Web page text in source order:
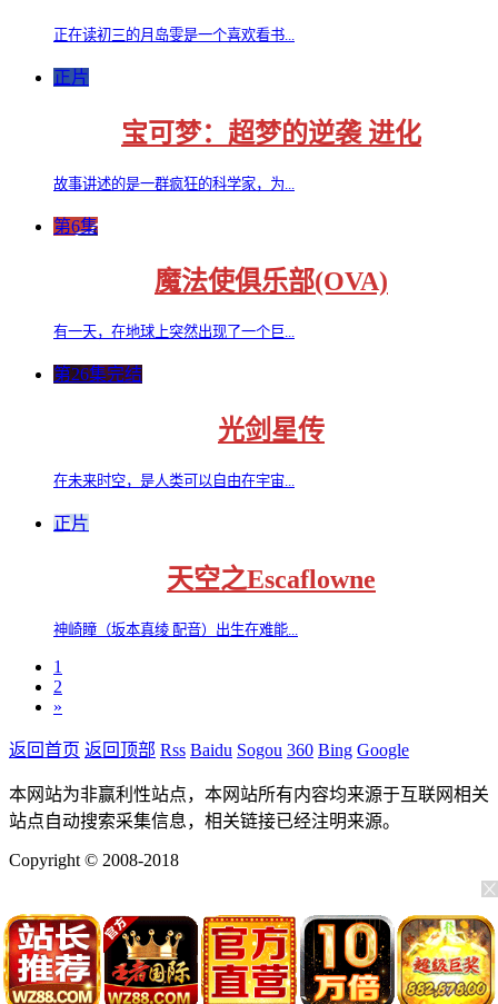
正在读初三的月岛雯是一个喜欢看书...
正片
宝可梦：超梦的逆袭 进化
故事讲述的是一群疯狂的科学家，为...
第6集
魔法使俱乐部(OVA)
有一天，在地球上突然出现了一个巨...
第26集完结
光剑星传
在未来时空，是人类可以自由在宇宙...
正片
天空之Escaflowne
神崎瞳（坂本真绫 配音）出生在难能...
1
2
»
返回首页 返回顶部 Rss Baidu Sogou 360 Bing Google
本网站为非赢利性站点，本网站所有内容均来源于互联网相关
站点自动搜索采集信息，相关链接已经注明来源。
Copyright © 2008-2018